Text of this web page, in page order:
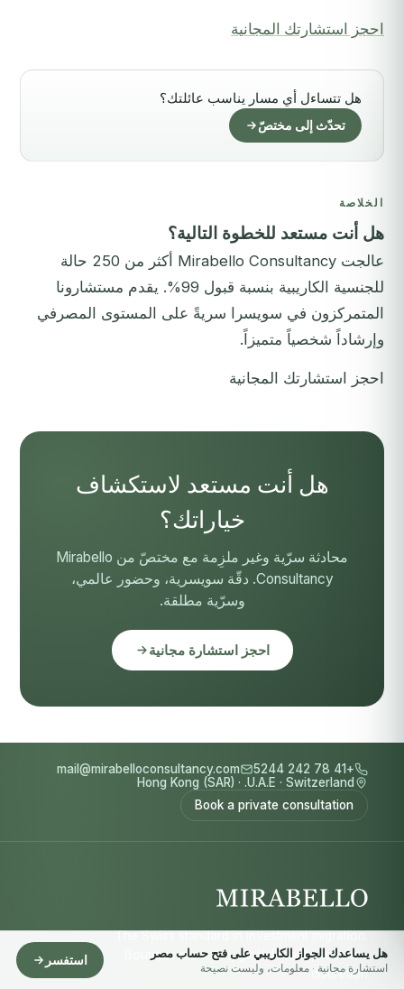
احجز استشارتك المجانية
هل تتساءل أي مسار يناسب عائلتك؟
تحدّث إلى مختصّ
الخلاصة
هل أنت مستعد للخطوة التالية؟
عالجت Mirabello Consultancy أكثر من 250 حالة
للجنسية الكاريبية بنسبة قبول 99%. يقدم مستشارونا
المتمركزون في سويسرا سريةً على المستوى المصرفي
وإرشاداً شخصياً متميزاً.
احجز استشارتك المجانية
هل أنت مستعد لاستكشاف
خياراتك؟
محادثة سرّية وغير ملزِمة مع مختصّ من Mirabello
Consultancy. دقّة سويسرية، وحضور عالمي،
وسرّية مطلقة.
احجز استشارة مجانية
هل يساعدك الجواز الكاريبي على فتح حساب مصر
استشارة مجانية · معلومات، وليست نصيحة
استفسر
+41 78 242 5244
mail@mirabelloconsultancy.com
Switzerland
·
U.A.E.
·
Hong Kong (SAR)
Book a private consultation
The Swiss standard in investment migration.
Boutique expertise, global reach, absolute
discretion.